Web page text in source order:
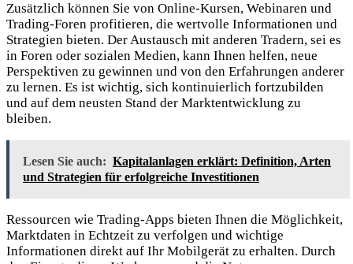
Zusätzlich können Sie von Online-Kursen, Webinaren und
Trading-Foren profitieren, die wertvolle Informationen und
Strategien bieten. Der Austausch mit anderen Tradern, sei es
in Foren oder sozialen Medien, kann Ihnen helfen, neue
Perspektiven zu gewinnen und von den Erfahrungen anderer
zu lernen. Es ist wichtig, sich kontinuierlich fortzubilden
und auf dem neusten Stand der Marktentwicklung zu
bleiben.
Lesen Sie auch: Kapitalanlagen erklärt: Definition, Arten
und Strategien für erfolgreiche Investitionen
Ressourcen wie Trading-Apps bieten Ihnen die Möglichkeit,
Marktdaten in Echtzeit zu verfolgen und wichtige
Informationen direkt auf Ihr Mobilgerät zu erhalten. Durch